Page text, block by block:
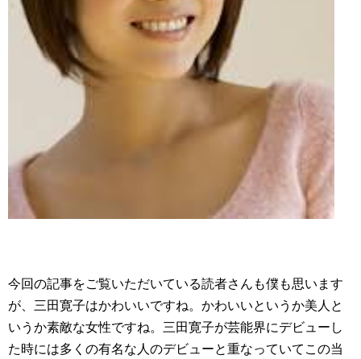
今回の記事をご覧いただいている読者さんも僕も思います
が、三田寛子はかわいいですね。かわいいというか美人と
いうか素敵な女性ですね。三田寛子が芸能界にデビューし
た時には多くの有名な人のデビューと重なっていてこの当